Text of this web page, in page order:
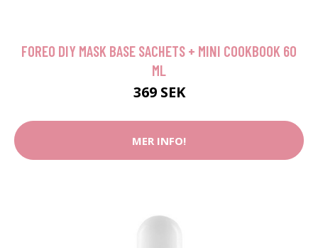
FOREO DIY MASK BASE SACHETS + MINI COOKBOOK 60
ML
369 SEK
MER INFO!